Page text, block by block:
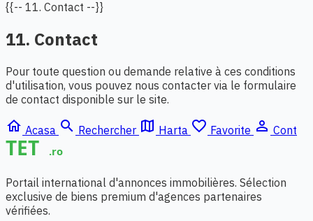
{{-- 11. Contact --}}
11. Contact
Pour toute question ou demande relative à ces conditions
d'utilisation, vous pouvez nous contacter via le formulaire
de contact disponible sur le site.
home Acasa search Rechercher map Harta favorite_border Favorite person_outline Cont
Portail international d'annonces immobilières. Sélection
exclusive de biens premium d'agences partenaires
vérifiées.